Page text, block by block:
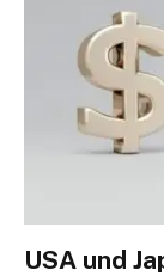
USA und